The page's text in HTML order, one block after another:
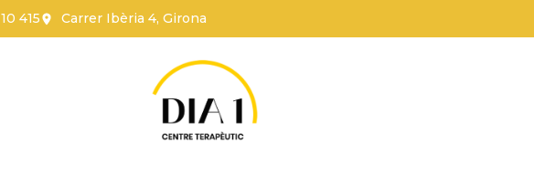
415 Carrer Ibèria 4, Girona